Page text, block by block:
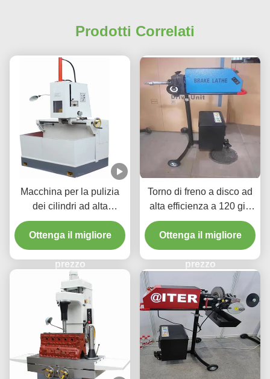
Prodotti Correlati
Macchina per la pulizia
dei cilindri ad alta
precisione 1.1/1.5kw per
veicoli cilindro
Ottenga il migliore
prezzo
Torno di freno a disco ad
alta efficienza a 120 giri
al minuto per la
manutenzione del veicolo
T2009
Ottenga il migliore
prezzo